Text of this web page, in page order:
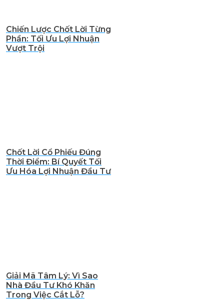
Chiến Lược Chốt Lời Từng
Phần: Tối Ưu Lợi Nhuận
Vượt Trội
Chốt Lời Cổ Phiếu Đúng
Thời Điểm: Bí Quyết Tối
Ưu Hóa Lợi Nhuận Đầu Tư
Giải Mã Tâm Lý: Vì Sao
Nhà Đầu Tư Khó Khăn
Trong Việc Cắt Lỗ?